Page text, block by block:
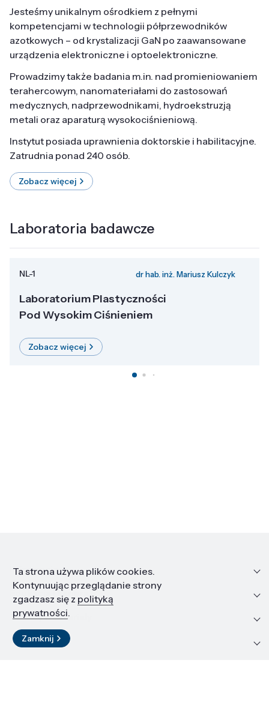
Jesteśmy unikalnym ośrodkiem z pełnymi
kompetencjami w technologii półprzewodników
azotkowych – od krystalizacji GaN po zaawansowane
urządzenia elektroniczne i optoelektroniczne.
Prowadzimy także badania m.in. nad promieniowaniem
terahercowym, nanomateriałami do zastosowań
medycznych, nadprzewodnikami, hydroekstruzją
metali oraz aparaturą wysokociśnieniową.
Instytut posiada uprawnienia doktorskie i habilitacyjne.
Zatrudnia ponad 240 osób.
Zobacz więcej
Laboratoria badawcze
NL-1 dr hab. inż. Mariusz Kulczyk
Laboratorium Plastyczności
Pod Wysokim Ciśnieniem
Zobacz więcej
Informacje
Edukacja i kariera
Zasoby i materiały
Kontakt
Ta strona używa plików cookies.
Kontynuując przeglądanie strony
zgadzasz się z polityką
prywatności.
Zamknij